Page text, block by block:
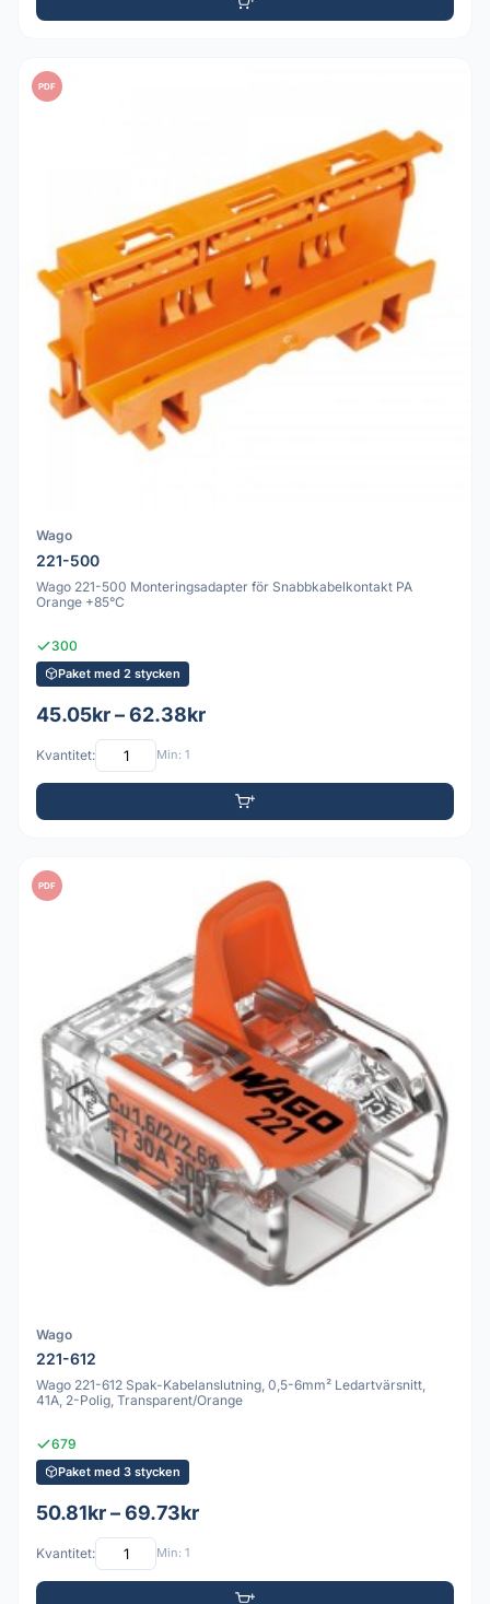
PDF
Wago
221-500
Wago 221-500 Monteringsadapter för Snabbkabelkontakt PA
Orange +85°C
300
Paket med 2 stycken
45.05kr – 62.38kr
Kvantitet: Min: 1
PDF
Wago
221-612
Wago 221-612 Spak-Kabelanslutning, 0,5-6mm² Ledartvärsnitt,
41A, 2-Polig, Transparent/Orange
679
Paket med 3 stycken
50.81kr – 69.73kr
Kvantitet: Min: 1